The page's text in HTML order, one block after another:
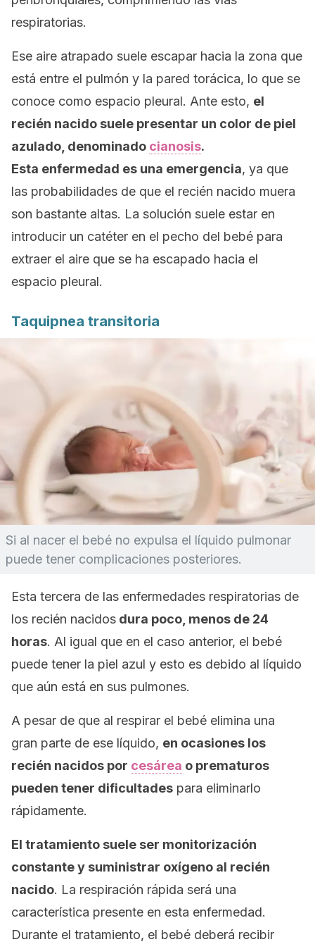
respiratorias.
Ese aire atrapado suele escapar hacia la zona que
está entre el pulmón y la pared torácica, lo que se
conoce como espacio pleural. Ante esto, el
recién nacido suele presentar un color de piel
azulado, denominado cianosis.
Esta enfermedad es una emergencia, ya que
las probabilidades de que el recién nacido muera
son bastante altas. La solución suele estar en
introducir un catéter en el pecho del bebé para
extraer el aire que se ha escapado hacia el
espacio pleural.
Taquipnea transitoria
Si al nacer el bebé no expulsa el líquido pulmonar
puede tener complicaciones posteriores.
Esta tercera de las enfermedades respiratorias de
los recién nacidos dura poco, menos de 24
horas. Al igual que en el caso anterior, el bebé
puede tener la piel azul y esto es debido al líquido
que aún está en sus pulmones.
A pesar de que al respirar el bebé elimina una
gran parte de ese líquido, en ocasiones los
recién nacidos por cesárea o prematuros
pueden tener dificultades para eliminarlo
rápidamente.
El tratamiento suele ser monitorización
constante y suministrar oxígeno al recién
nacido. La respiración rápida será una
característica presente en esta enfermedad.
Durante el tratamiento, el bebé deberá recibir